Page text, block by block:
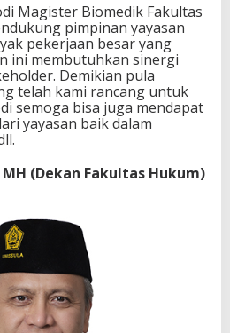
Magister Biomedik Fakultas
pimpinan yayasan
pekerjaan besar yang
ini membutuhkan sinergi
Demikian pula
telah kami rancang untuk
semoga bisa juga mendapat
yayasan baik dalam
MH (Dekan Fakultas Hukum)